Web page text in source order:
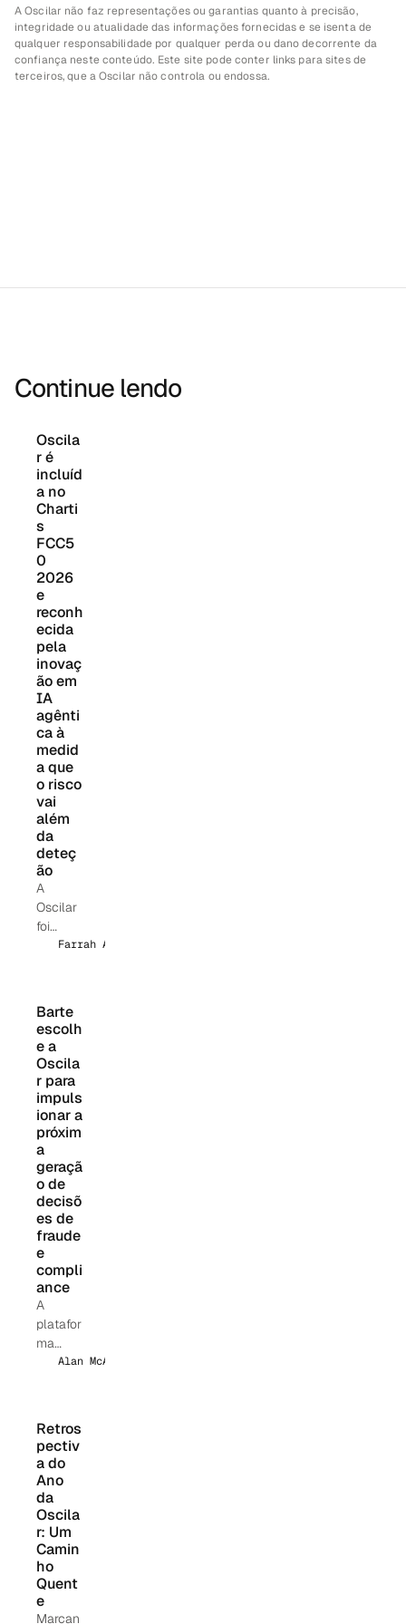
A Oscilar não faz representações ou garantias quanto à precisão,
integridade ou atualidade das informações fornecidas e se isenta de
qualquer responsabilidade por qualquer perda ou dano decorrente da
confiança neste conteúdo. Este site pode conter links para sites de
terceiros, que a Oscilar não controla ou endossa.
Continue lendo
Oscila
r é
incluíd
a no
Charti
s
FCC5
0
2026
e
reconh
ecida
pela
inovaç
ão em
IA
agênti
ca à
medid
a que
o risco
vai
além
da
deteç
ão
A
Oscilar
foi
reconhe
Chartis
por
possibili
tar
decisõe
s em
tempo
real,
nativas
de IA,
nas
áreas
de
fraude,
conform
idade e
crédito.
Farrah Appleman
Barte
escolh
e a
Oscila
r para
impuls
ionar a
próxim
a
geraçã
o de
decisõ
es de
fraude
e
compli
ance
A
platafor
ma
financei
a em
rápido
crescim
ento
Barte
selecio
nou a
platafor
ma de
AI Risk
Decisio
Alan McAlpine
Retros
pectiv
a do
Ano
da
Oscila
r: Um
Camin
ho
Quent
e
Marcan